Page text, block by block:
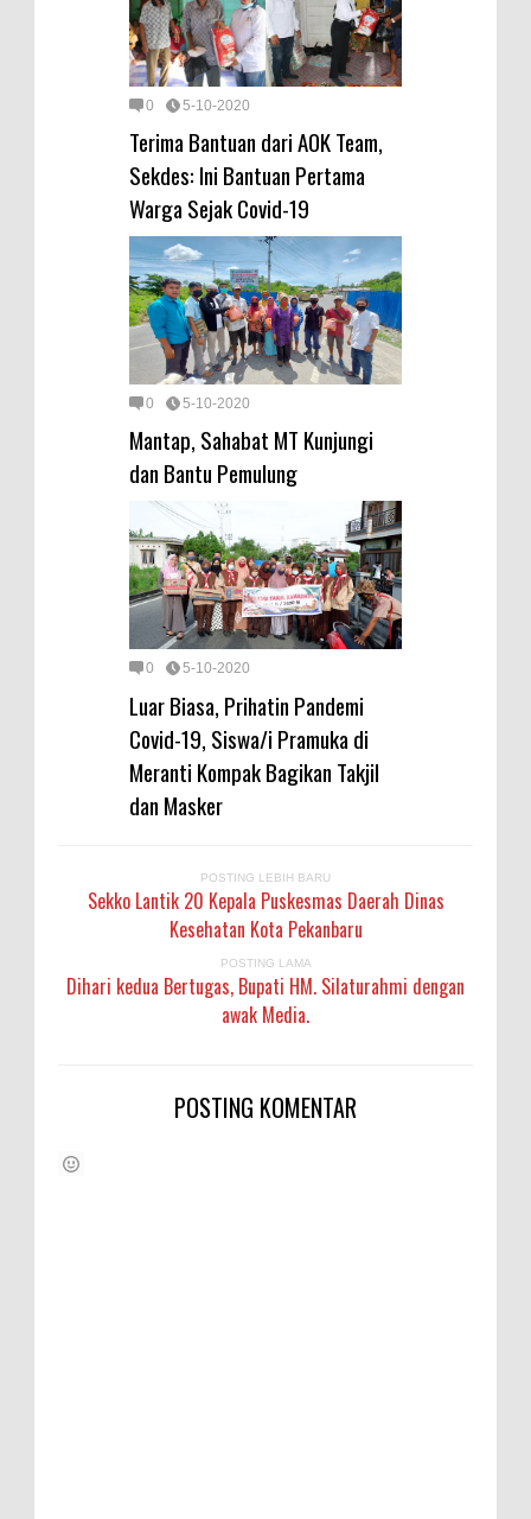
0 5-10-2020
Terima Bantuan dari AOK Team,
Sekdes: Ini Bantuan Pertama
Warga Sejak Covid-19
0 5-10-2020
Mantap, Sahabat MT Kunjungi
dan Bantu Pemulung
0 5-10-2020
Luar Biasa, Prihatin Pandemi
Covid-19, Siswa/i Pramuka di
Meranti Kompak Bagikan Takjil
dan Masker
POSTING LEBIH BARU
Sekko Lantik 20 Kepala Puskesmas Daerah Dinas
Kesehatan Kota Pekanbaru
POSTING LAMA
Dihari kedua Bertugas, Bupati HM. Silaturahmi dengan
awak Media.
POSTING KOMENTAR